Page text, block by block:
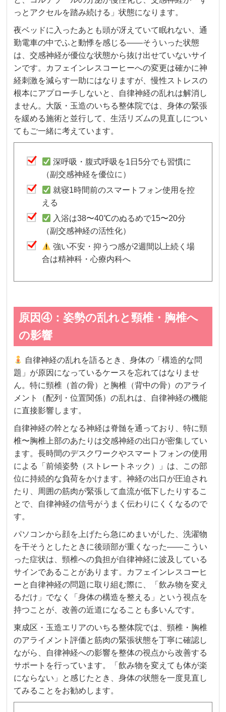
っとアクセルを踏み続ける」状態になります。
夜ベッドに入ったあとも頭が冴えていて眠れない、通
勤電車の中でふと動悸を感じる——そういった状態
は、交感神経が優位な状態から抜け出せていないサイ
ンです。カフェインレスコーヒーへの変更は確かに神
経刺激を減らす一助にはなりますが、慢性ストレスの
根本にアプローチしないと、自律神経の乱れは解消し
ません。大阪・玉造のいちる整体院では、身体の緊張
を緩める施術と並行して、生活リズムの見直しについ
てもご一緒に考えています。
深呼吸・腹式呼吸を1日5分でも習慣に
（副交感神経を優位に）
就寝1時間前のスマートフォン使用を控
える
入浴は38〜40℃のぬるめで15〜20分
（副交感神経の活性化）
強い不安・抑うつ感が2週間以上続く場
合は精神科・心療内科へ
原因④：姿勢の乱れと頸椎・胸椎へ
の影響
自律神経の乱れを語るとき、身体の「構造的な問
題」が原因になっているケースを忘れてはなりませ
ん。特に頸椎（首の骨）と胸椎（背中の骨）のアライ
メント（配列・位置関係）の乱れは、自律神経の機能
に直接影響します。
自律神経の幹となる神経は脊髄を通っており、特に頸
椎〜胸椎上部のあたりは交感神経の出口が密集してい
ます。長時間のデスクワークやスマートフォンの使用
による「前傾姿勢（ストレートネック）」は、この部
位に持続的な負荷をかけます。神経の出口が圧迫され
たり、周囲の筋肉が緊張して血流が低下したりするこ
とで、自律神経の信号がうまく伝わりにくくなるので
す。
パソコンから顔を上げたら急にめまいがした、洗濯物
を干そうとしたときに後頭部が重くなった——こうい
った症状は、頸椎への負担が自律神経に波及している
サインであることがあります。カフェインレスコーヒ
ーと自律神経の問題に取り組む際に、「飲み物を変え
るだけ」でなく「身体の構造を整える」という視点を
持つことが、改善の近道になることも多いんです。
東成区・玉造エリアのいちる整体院では、頸椎・胸椎
のアライメント評価と筋肉の緊張状態を丁寧に確認し
ながら、自律神経への影響を整体の視点から改善する
サポートを行っています。「飲み物を変えても体が楽
にならない」と感じたとき、身体の状態を一度見直し
てみることをお勧めします。